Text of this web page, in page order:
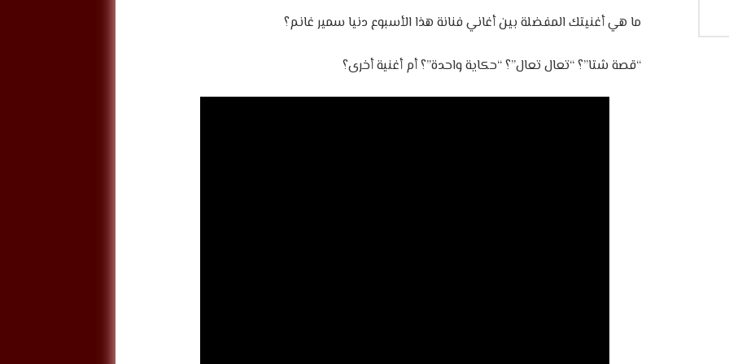
ما هي أغنيتك المفضلة بين أغاني فنانة هذا الأسبوع دنيا سمير غانم؟
“قصة شتا”؟ “تعال تعال”؟ “حكاية واحدة”؟ أم أغنية أخرى؟